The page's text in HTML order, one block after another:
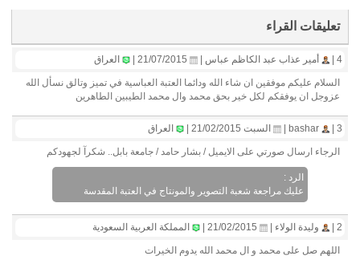
تعليقات القراء
4 | أمير عذاب عبد الكاظم عباس | العراق
السلام عليكم موفقين ان شاء الله ودائما العتبة العباسية في تميز وتالق نسأل الله
عزوجل ان يوفقكم لكل خير بحق محمد وال محمد الطيبين الطاهرين
3 | السبت 21/02/2015 | العراق
الرجاء ارسال صورتي على الايميل / بشار حامد / جامعة بابل.. شكرآ لجهودكم
الرد :
عليك مراجعة شعبة التصوير والمونتاج في العتبة المقدسة
2 | وليدة الولاء | المملكة العربية السعودية
اللهم صل على محمد و ال محمد الله يدوم الخيرات